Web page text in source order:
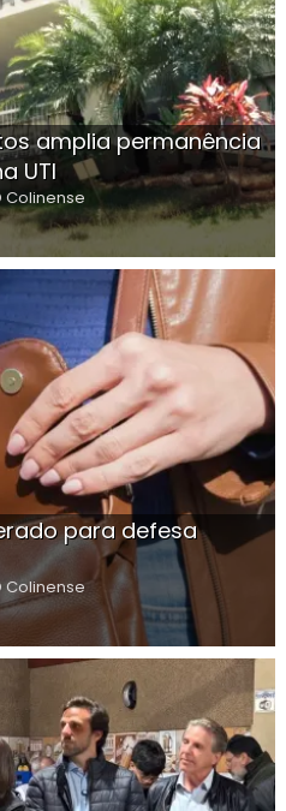
amplia permanência
UTI
Colinense
para defesa
Colinense